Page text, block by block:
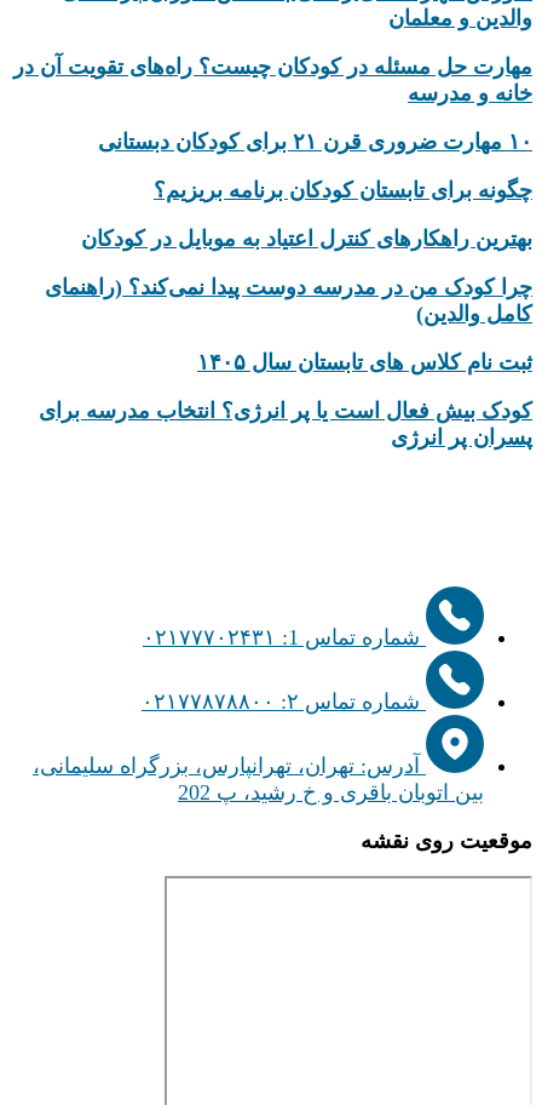
والدین و معلمان
مهارت حل مسئله در کودکان چیست؟ راه‌های تقویت آن در
خانه و مدرسه
۱۰ مهارت ضروری قرن ۲۱ برای کودکان دبستانی
چگونه برای تابستان کودکان برنامه بریزیم؟
بهترین راهکارهای کنترل اعتیاد به موبایل در کودکان
چرا کودک من در مدرسه دوست پیدا نمی‌کند؟ (راهنمای
کامل والدین)
ثبت نام کلاس های تابستان سال ۱۴۰۵
کودک بیش‌ فعال است یا پر انرژی؟ انتخاب مدرسه برای
پسران پر انرژی
شماره تماس 1: ۰۲۱۷۷۷۰۲۴۳۱
شماره تماس ۲: ۰۲۱۷۷۸۷۸۸۰۰
آدرس: تهران، تهرانپارس، بزرگراه سلیمانی،
بین اتوبان باقری و خ رشید، پ 202
موقعیت روی نقشه